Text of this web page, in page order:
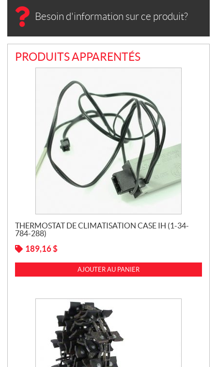
Besoin d'information sur ce produit?
PRODUITS APPARENTÉS
THERMOSTAT DE CLIMATISATION CASE IH (1-34-
784-288)
189,16$
AJOUTER AU PANIER